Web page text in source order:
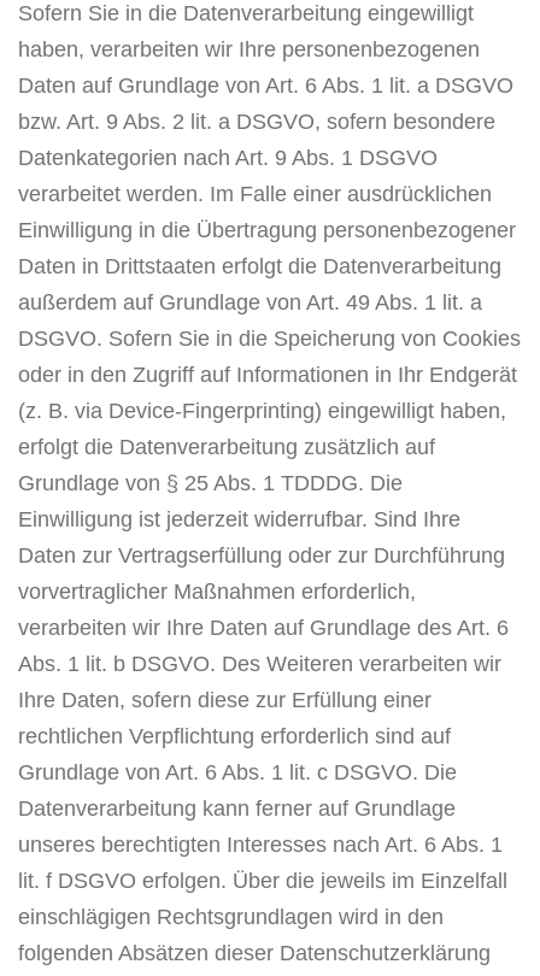
Sofern Sie in die Datenverarbeitung eingewilligt
haben, verarbeiten wir Ihre personenbezogenen
Daten auf Grundlage von Art. 6 Abs. 1 lit. a DSGVO
bzw. Art. 9 Abs. 2 lit. a DSGVO, sofern besondere
Datenkategorien nach Art. 9 Abs. 1 DSGVO
verarbeitet werden. Im Falle einer ausdrücklichen
Einwilligung in die Übertragung personenbezogener
Daten in Drittstaaten erfolgt die Datenverarbeitung
außerdem auf Grundlage von Art. 49 Abs. 1 lit. a
DSGVO. Sofern Sie in die Speicherung von Cookies
oder in den Zugriff auf Informationen in Ihr Endgerät
(z. B. via Device-Fingerprinting) eingewilligt haben,
erfolgt die Datenverarbeitung zusätzlich auf
Grundlage von § 25 Abs. 1 TDDDG. Die
Einwilligung ist jederzeit widerrufbar. Sind Ihre
Daten zur Vertragserfüllung oder zur Durchführung
vorvertraglicher Maßnahmen erforderlich,
verarbeiten wir Ihre Daten auf Grundlage des Art. 6
Abs. 1 lit. b DSGVO. Des Weiteren verarbeiten wir
Ihre Daten, sofern diese zur Erfüllung einer
rechtlichen Verpflichtung erforderlich sind auf
Grundlage von Art. 6 Abs. 1 lit. c DSGVO. Die
Datenverarbeitung kann ferner auf Grundlage
unseres berechtigten Interesses nach Art. 6 Abs. 1
lit. f DSGVO erfolgen. Über die jeweils im Einzelfall
einschlägigen Rechtsgrundlagen wird in den
folgenden Absätzen dieser Datenschutzerklärung